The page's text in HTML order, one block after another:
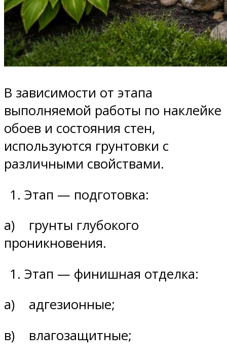
В зависимости от этапа
выполняемой работы по наклейке
обоев и состояния стен,
используются грунтовки с
различными свойствами.
Этап — подготовка:
а) грунты глубокого
проникновения.
Этап — финишная отделка:
а) адгезионные;
в) влагозащитные;